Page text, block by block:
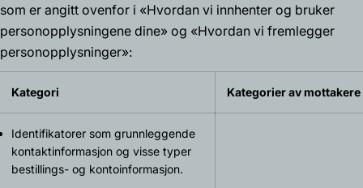
som er angitt ovenfor i «Hvordan vi innhenter og bruker
personopplysningene dine» og «Hvordan vi fremlegger
personopplysninger»:
Kategori Kategorier av mottakere
Identifikatorer som grunnleggende
kontaktinformasjon og visse typer
bestillings- og kontoinformasjon.